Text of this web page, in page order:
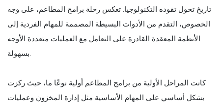
تاريخ تحول تقوده التكنولوجيا. تعكس رحلة برامج المطاعم، على وجه
الخصوص، التقدم من الأدوات البسيطة المصممة للمهام الفردية إلى
الأنظمة المعقدة القادرة على التعامل مع العمليات متعددة الأوجه
بسهولة.
كانت المراحل الأولية من برامج المطاعم أولية نوعًا ما، حيث ركزت
بشكل أساسي على المهام الأساسية مثل إدارة المخزون وعمليات